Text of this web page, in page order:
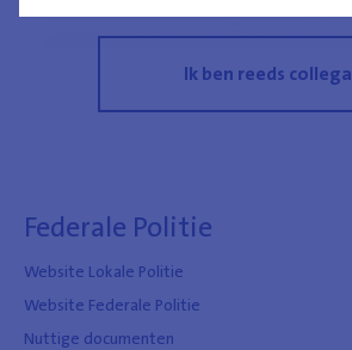
Ik ben reeds collega
Federale Politie
Website Lokale Politie
Website Federale Politie
Nuttige documenten